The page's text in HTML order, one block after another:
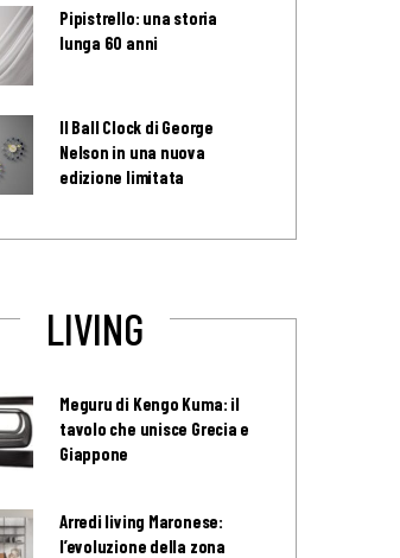
Pipistrello: una storia
lunga 60 anni
Il Ball Clock di George
Nelson in una nuova
edizione limitata
LIVING
Meguru di Kengo Kuma: il
tavolo che unisce Grecia e
Giappone
Arredi living Maronese:
l’evoluzione della zona